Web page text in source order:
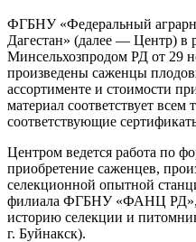
ФГБНУ «Федеральный
Дагестан» (далее — Центр) в
Минсельхозпродом РД от 29
произведены саженцы
ассортименте и стоимости
материал соответствует
соответствующие
Центром ведется работа по
приобретение саженцев,
селекционной опытной
филиала ФГБНУ «ФАНЦ РД»,
историю селекции и
г. Буйнакск).